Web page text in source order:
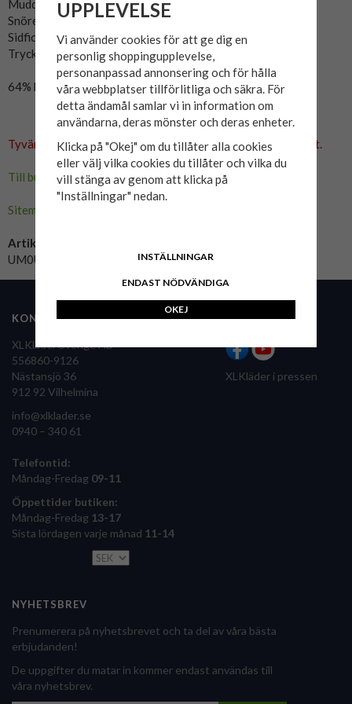
Muddar i benslut.
Snöre och mudd i midjan.
Sidfickor.
Tryck på sidan benet.
64% bomull, 34% polyester, 2% elastane.
Tyvärr ingår inte denna produkt i vårt sortiment för tillfället.
Till butikens startsida »
Sitemap »
Artikelnummer:
UM0UM03443DW5
KONTAKTA OSS
XLKläder Sverige AB
556860-9126
Nästansjö 36
912 92 Vilhelmina
info@xlklader.se
0940 – 340 61
Telefontid:
Måndag-Fredag 09-11
Öppettider butiken:
Måndag-Fredag 13-17
Sista lördagen varje månad 11-14
FÖLJ OSS
XLKläder i pressen
NYHETSBREV
Prenumerera på nyhetsbrevet och ta del av våra bästa
erbjudanden!
De uppgifter du matar in kommer endast användas till
våra nyhetsbrev.
UPPLEVELSE
Vi använder cookies för att ge dig en
personlig shoppingupplevelse,
personanpassad annonsering och för hålla
våra webbplatser tillförlitliga och säkra. För
detta ändamål samlar vi in information om
användarna, deras mönster och deras enheter.
Klicka på "Okej" om du tillåter alla cookies
eller välj vilka cookies du tillåter och vilka du
vill stänga av genom att klicka på
"Inställningar" nedan.
INSTÄLLNINGAR
ENDAST NÖDVÄNDIGA
OKEJ